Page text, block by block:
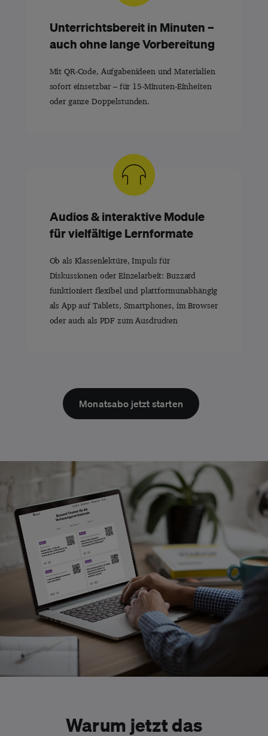
Unterrichtsbereit in Minuten –
auch ohne lange Vorbereitung
Mit QR-Code, Aufgabenideen und Materialien
sofort einsetzbar – für 15-Minuten-Einheiten
oder ganze Doppelstunden.
Audios & interaktive Module
für vielfältige Lernformate
Ob als Klassenlektüre, Impuls für
Diskussionen oder Einzelarbeit: Buzzard
funktioniert flexibel und plattformunabhängig
als App auf Tablets, Smartphones, im Browser
oder auch als PDF zum Ausdrucken
Monatsabo jetzt starten
Warum jetzt das